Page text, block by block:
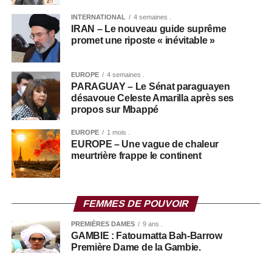
INTERNATIONAL 4 semaines .
IRAN – Le nouveau guide suprême
promet une riposte « inévitable »
EUROPE 4 semaines .
PARAGUAY – Le Sénat paraguayen
désavoue Celeste Amarilla après ses
propos sur Mbappé
EUROPE 1 mois .
EUROPE – Une vague de chaleur
meurtrière frappe le continent
FEMMES DE POUVOIR
PREMIÈRES DAMES 9 ans .
GAMBIE : Fatoumatta Bah-Barrow
Première Dame de la Gambie.